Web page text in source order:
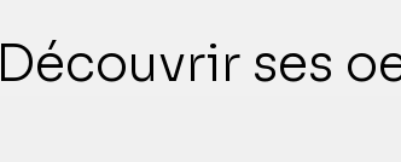
Découvrir ses